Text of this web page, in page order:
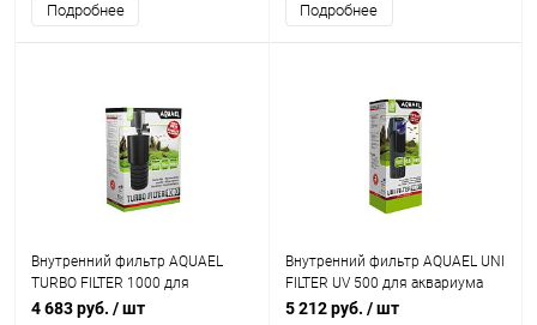
Подробнее Подробнее
Внутренний фильтр AQUAEL
TURBO FILTER 1000 для
аквариума 150 - 250 л (1000л/ч,
4 683 руб. / шт
Внутренний фильтр AQUAEL UNI
FILTER UV 500 для аквариума
100 - 200 л (500 л/ч, 5.5 Вт) со
5 212 руб. / шт